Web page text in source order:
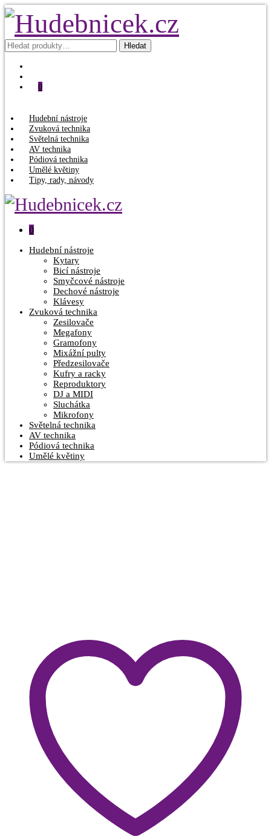
Hledat: Hledat
0
Hudební nástroje
Zvuková technika
Světelná technika
AV technika
Pódiová technika
Umělé květiny
Tipy, rady, návody
0
Hudební nástroje
Kytary
Bicí nástroje
Smyčcové nástroje
Dechové nástroje
Klávesy
Zvuková technika
Zesilovače
Megafony
Gramofony
Mixážní pulty
Předzesilovače
Kufry a racky
Reproduktory
DJ a MIDI
Sluchátka
Mikrofony
Světelná technika
AV technika
Pódiová technika
Umělé květiny